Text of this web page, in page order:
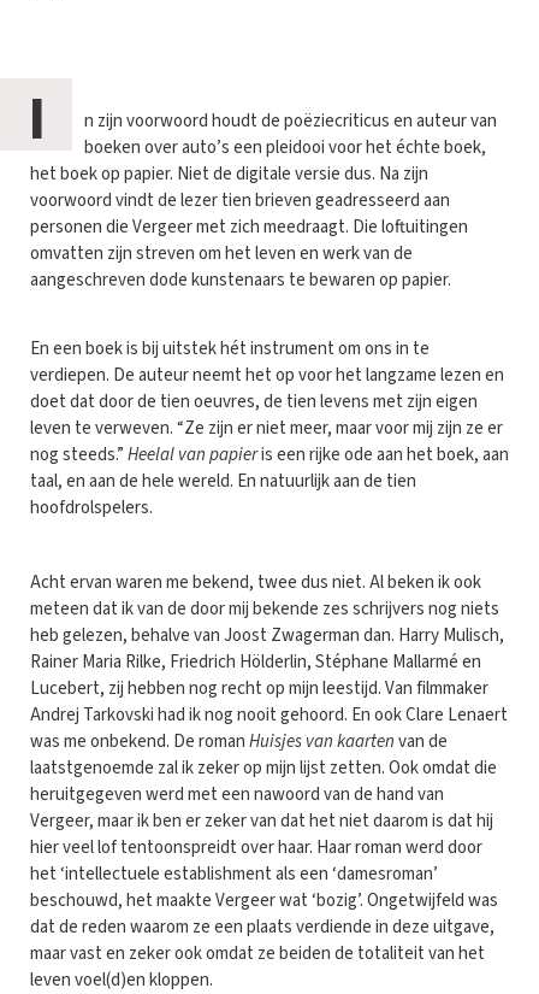
I
n zijn voorwoord houdt de poëziecriticus en auteur van
boeken over auto’s een pleidooi voor het échte boek,
het boek op papier. Niet de digitale versie dus. Na zijn
voorwoord vindt de lezer tien brieven geadresseerd aan
personen die Vergeer met zich meedraagt. Die loftuitingen
omvatten zijn streven om het leven en werk van de
aangeschreven dode kunstenaars te bewaren op papier.
En een boek is bij uitstek hét instrument om ons in te
verdiepen. De auteur neemt het op voor het langzame lezen en
doet dat door de tien oeuvres, de tien levens met zijn eigen
leven te verweven. “Ze zijn er niet meer, maar voor mij zijn ze er
nog steeds.”Heelal van papieris een rijke ode aan het boek, aan
taal, en aan de hele wereld. En natuurlijk aan de tien
hoofdrolspelers.
Acht ervan waren me bekend, twee dus niet. Al beken ik ook
meteen dat ik van de door mij bekende zes schrijvers nog niets
heb gelezen, behalve van Joost Zwagerman dan. Harry Mulisch,
Rainer Maria Rilke, Friedrich Hölderlin, Stéphane Mallarmé en
Lucebert, zij hebben nog recht op mijn leestijd. Van filmmaker
Andrej Tarkovski had ik nog nooit gehoord. En ook Clare Lenaert
was me onbekend. De romanHuisjes van kaartenvan de
laatstgenoemde zal ik zeker op mijn lijst zetten. Ook omdat die
heruitgegeven werd met een nawoord van de hand van
Vergeer, maar ik ben er zeker van dat het niet daarom is dat hij
hier veel lof tentoonspreidt over haar. Haar roman werd door
het ‘intellectuele establishment als een ‘damesroman’
beschouwd, het maakte Vergeer wat ‘bozig’. Ongetwijfeld was
dat de reden waarom ze een plaats verdiende in deze uitgave,
maar vast en zeker ook omdat ze beiden de totaliteit van het
leven voel(d)en kloppen.